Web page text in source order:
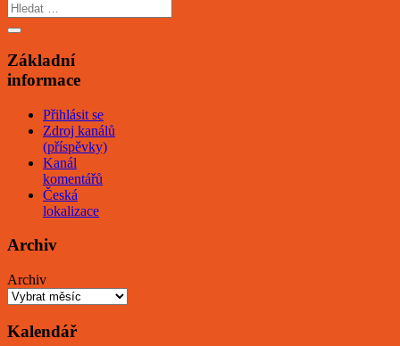
Základní
informace
Přihlásit se
Zdroj kanálů
(příspěvky)
Kanál
komentářů
Česká
lokalizace
Archiv
Archiv
Kalendář